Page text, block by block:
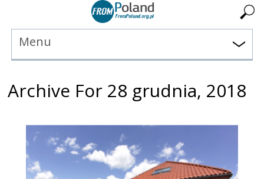
Menu
Archive For 28 grudnia, 2018